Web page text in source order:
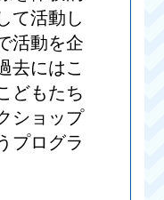
て活動し
活動を企
去にはこ
どもたち
ショップ
プログラ